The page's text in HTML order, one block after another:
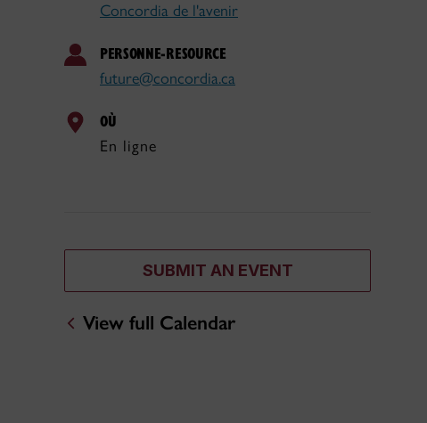
Concordia de l'avenir
PERSONNE-RESOURCE
future@concordia.ca
OÙ
En ligne
SUBMIT AN EVENT
View full Calendar